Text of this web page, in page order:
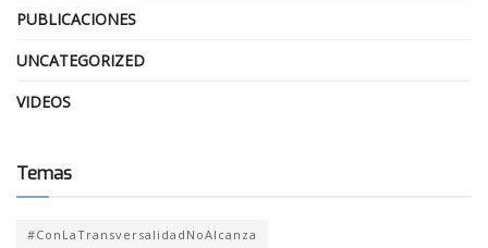
PUBLICACIONES
UNCATEGORIZED
VIDEOS
Temas
#ConLaTransversalidadNoAlcanza